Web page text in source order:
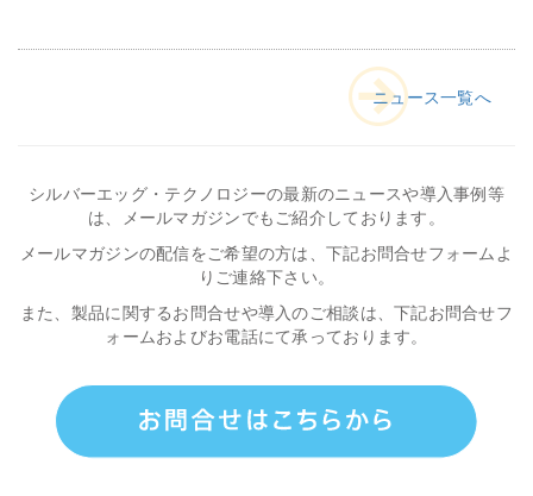
ニュース一覧へ
シルバーエッグ・テクノロジーの最新のニュースや導入事例等
は、メールマガジンでもご紹介しております。
メールマガジンの配信をご希望の方は、下記お問合せフォームよ
りご連絡下さい。
また、製品に関するお問合せや導入のご相談は、下記お問合せフ
ォームおよびお電話にて承っております。